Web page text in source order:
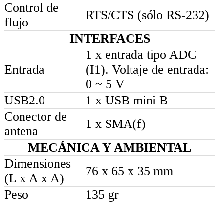
Control de
flujo
RTS/CTS (sólo RS-232)
INTERFACES
Entrada
1 x entrada tipo ADC
(I1). Voltaje de entrada:
0 ~ 5 V
USB2.0
1 x USB mini B
Conector de
antena
1 x SMA(f)
MECÁNICA Y AMBIENTAL
Dimensiones
(L x A x A)
76 x 65 x 35 mm
Peso
135 gr